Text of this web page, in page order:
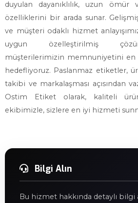
duyulan dayanıklılık, uzun
özelliklerini bir arada sunar.
ve müşteri odaklı hizmet
uygun özelleştirilmiş
müşterilerimizin memnuniyetini en
hedefliyoruz. Paslanmaz etiketler,
takibi ve markalaşması açısından
Ostim Etiket olarak, kaliteli
ekibimizle, sizlere en iyi hizmeti
Bilgi Alın
Bu hizmet hakkında detaylı